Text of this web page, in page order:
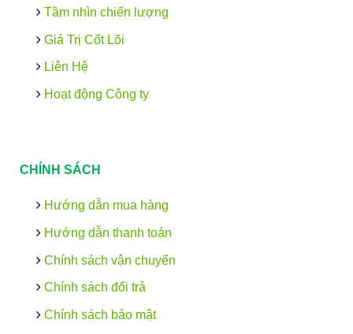
Tầm nhìn chiến lượng
Giá Trị Cốt Lõi
Liên Hệ
Hoạt động Công ty
CHÍNH SÁCH
Hướng dẫn mua hàng
Hướng dẫn thanh toán
Chính sách vận chuyển
Chính sách đổi trả
Chính sách bảo mật